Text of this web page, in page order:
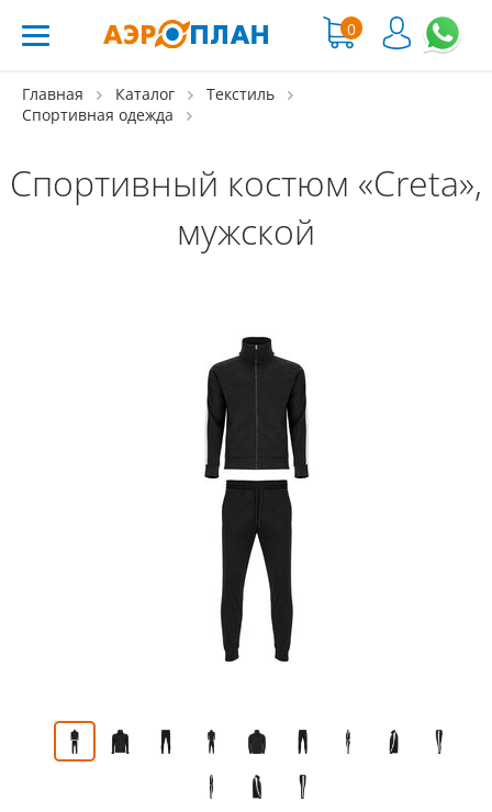
0
Главная Каталог
Текстиль
Спортивная одежда
Спортивный костюм «Creta»,
мужской